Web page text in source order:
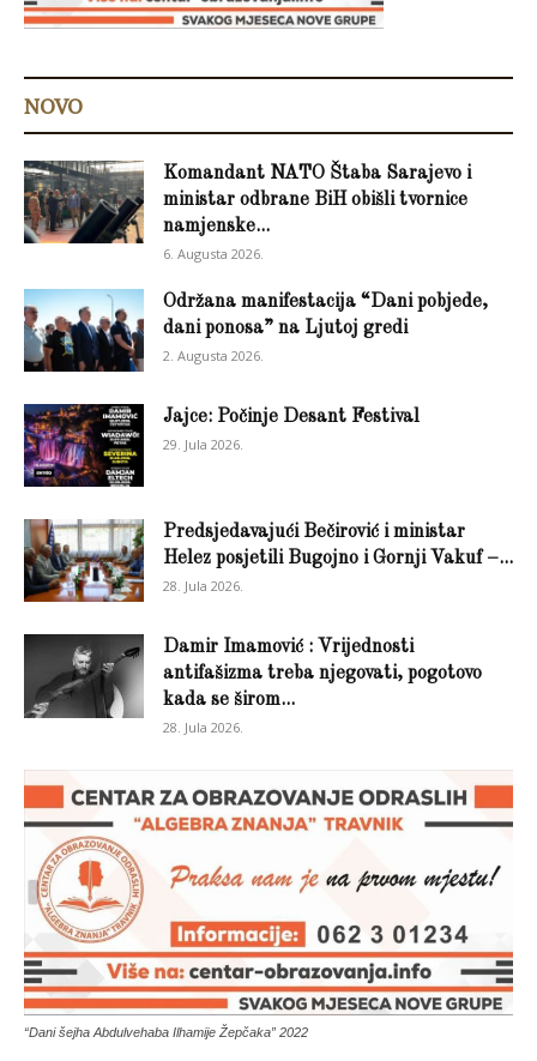
NOVO
Komandant NATO Štaba Sarajevo i
ministar odbrane BiH obišli tvornice
namjenske...
6. Augusta 2026.
Održana manifestacija “Dani pobjede,
dani ponosa” na Ljutoj gredi
2. Augusta 2026.
Jajce: Počinje Desant Festival
29. Jula 2026.
Predsjedavajući Bečirović i ministar
Helez posjetili Bugojno i Gornji Vakuf –...
28. Jula 2026.
Damir Imamović : Vrijednosti
antifašizma treba njegovati, pogotovo
kada se širom...
28. Jula 2026.
“Dani šejha Abdulvehaba Ilhamije Žepčaka” 2022